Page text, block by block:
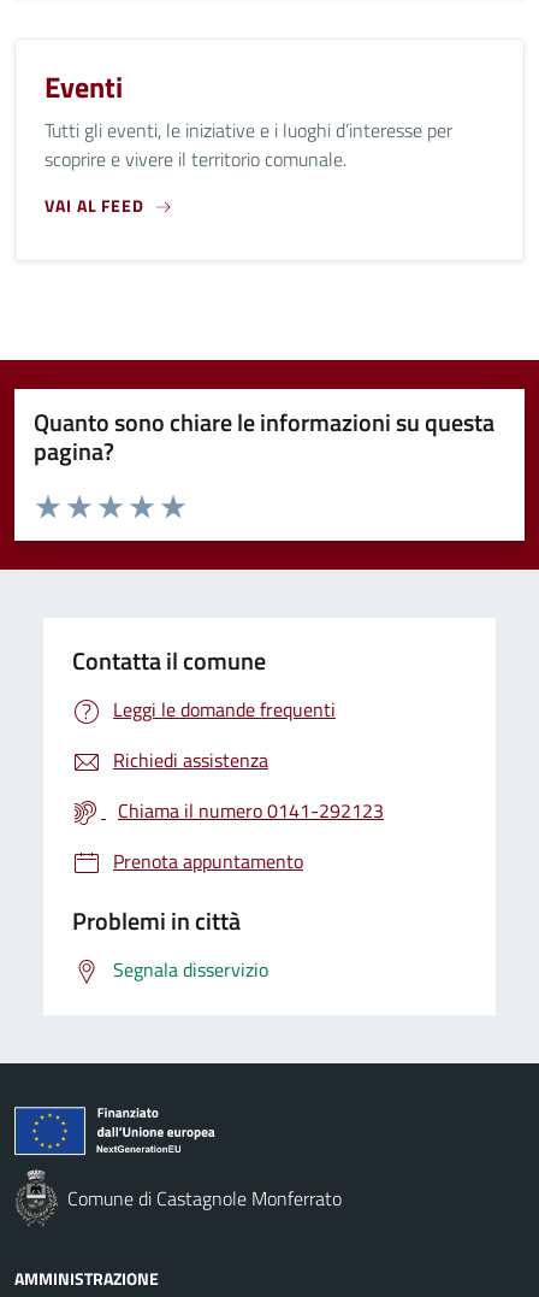
Eventi
Tutti gli eventi, le iniziative e i luoghi d’interesse per
scoprire e vivere il territorio comunale.
VAI AL FEED
Quanto sono chiare le informazioni su questa
pagina?
Valuta da 1 a 5 stelle la pagina
Valuta 5 stelle su 5
Valuta 4 stelle su 5
Valuta 3 stelle su 5
Valuta 2 stelle su 5
Valuta 1 stelle su 5
Contatta il comune
Leggi le domande frequenti
Richiedi assistenza
Chiama il numero 0141-292123
Prenota appuntamento
Problemi in città
Segnala disservizio
Comune di Castagnole Monferrato
AMMINISTRAZIONE